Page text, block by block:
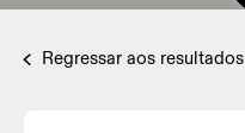
Regressar aos resultados